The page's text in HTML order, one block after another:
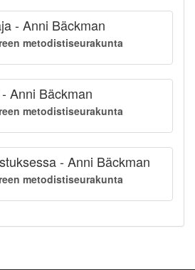
- Anni Bäckman
metodistiseurakunta
Anni Bäckman
metodistiseurakunta
- Anni Bäckman
metodistiseurakunta